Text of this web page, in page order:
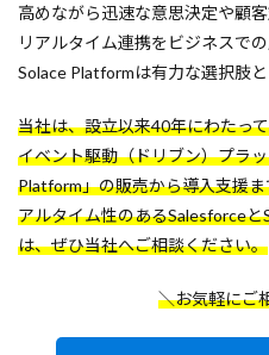
高めながら迅速な意思決定や顧
リアルタイム連携をビジネスで
Solace Platformは有力な選択肢と
当社は、設立以来40年にわたっ
イベント駆動（ドリブン）プラ
Platform」の販売から導入支援
アルタイム性のあるSalesforce
は、ぜひ当社へご相談ください。
＼お気軽にご